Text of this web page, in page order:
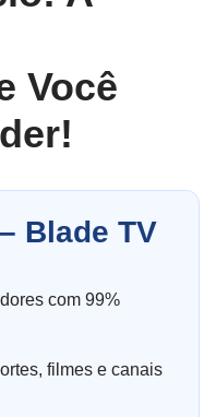
Você
Blade TV
com 99%
filmes e canais